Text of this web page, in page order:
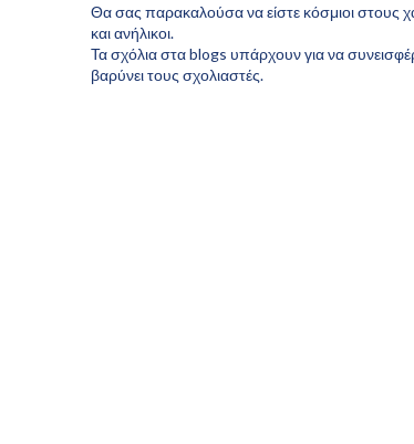
Θα σας παρακαλούσα να είστε κόσμιοι στους
και ανήλικοι.
Τα σχόλια στα blogs υπάρχουν για να
βαρύνει τους σχολιαστές.